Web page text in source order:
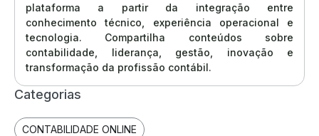
plataforma a partir da integração entre
conhecimento técnico, experiência operacional e
tecnologia. Compartilha conteúdos sobre
contabilidade, liderança, gestão, inovação e
transformação da profissão contábil.
Categorias
CONTABILIDADE ONLINE